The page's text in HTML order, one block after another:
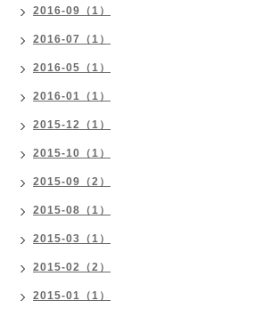
2016-09（1）
2016-07（1）
2016-05（1）
2016-01（1）
2015-12（1）
2015-10（1）
2015-09（2）
2015-08（1）
2015-03（1）
2015-02（2）
2015-01（1）